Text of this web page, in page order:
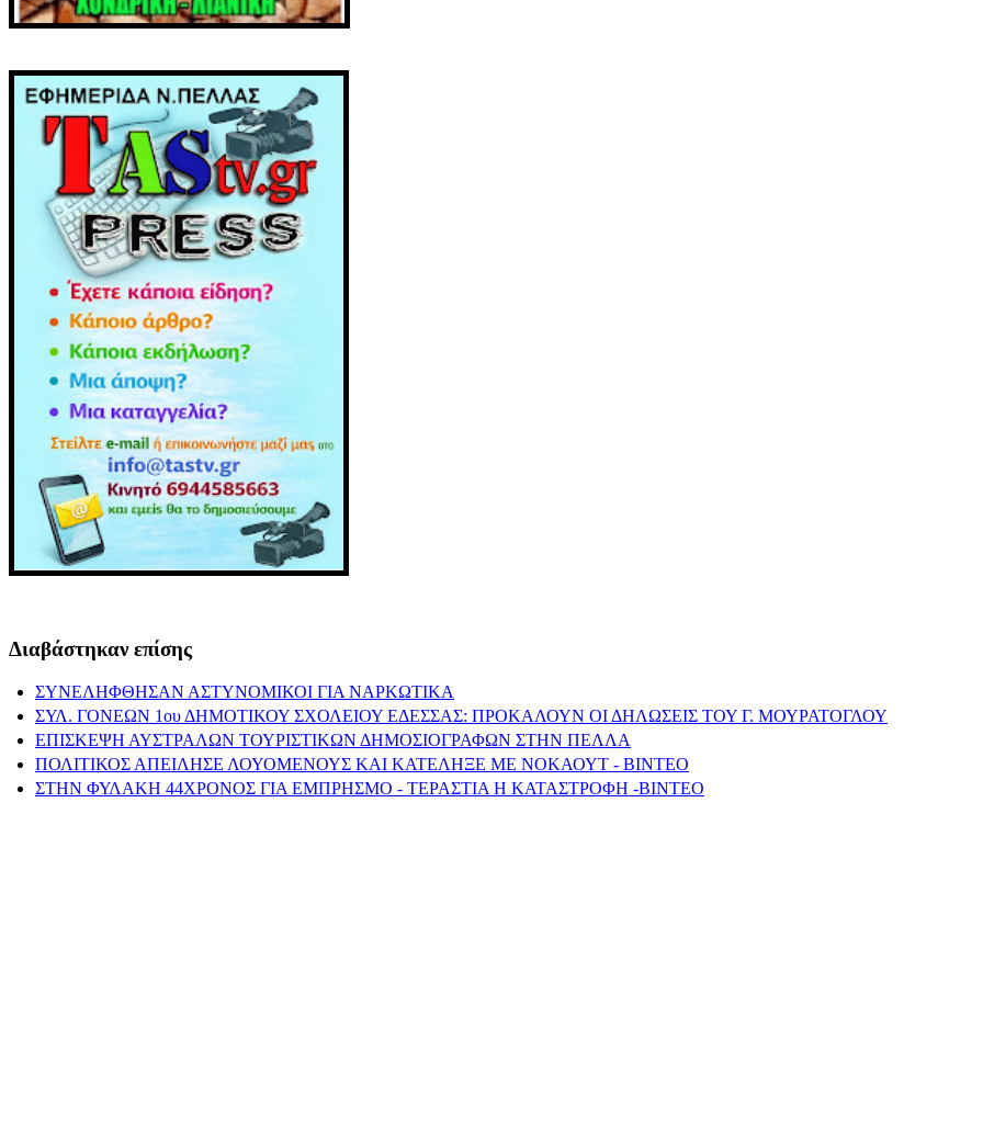
Διαβάστηκαν επίσης
ΣΥΝΕΛΗΦΘΗΣΑΝ ΑΣΤΥΝΟΜΙΚΟΙ ΓΙΑ ΝΑΡΚΩΤΙΚΑ
ΣΥΛ. ΓΟΝΕΩΝ 1ου ΔΗΜΟΤΙΚΟΥ ΣΧΟΛΕΙΟΥ ΕΔΕΣΣΑΣ: ΠΡΟΚΑΛΟΥΝ ΟΙ ΔΗΛΩΣΕΙΣ ΤΟΥ Γ. ΜΟΥΡΑΤΟΓΛΟΥ
ΕΠΙΣΚΕΨΗ ΑΥΣΤΡΑΛΩΝ ΤΟΥΡΙΣΤΙΚΩΝ ΔΗΜΟΣΙΟΓΡΑΦΩΝ ΣΤΗΝ ΠΕΛΛΑ
ΠΟΛΙΤΙΚΟΣ ΑΠΕΙΛΗΣΕ ΛΟΥΟΜΕΝΟΥΣ ΚΑΙ ΚΑΤΕΛΗΞΕ ΜΕ ΝΟΚΑΟΥΤ - ΒΙΝΤΕΟ
ΣΤΗΝ ΦΥΛΑΚΗ 44ΧΡΟΝΟΣ ΓΙΑ ΕΜΠΡΗΣΜΟ - ΤΕΡΑΣΤΙΑ Η ΚΑΤΑΣΤΡΟΦΗ -ΒΙΝΤΕΟ